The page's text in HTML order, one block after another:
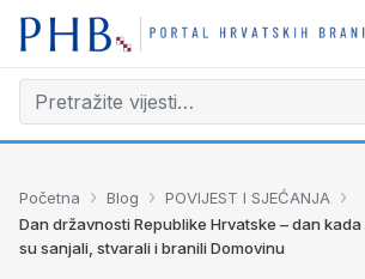
Početna › Blog › POVIJEST I SJEĆANJA ›
Dan državnosti Republike Hrvatske – dan
su sanjali, stvarali i branili Domovinu